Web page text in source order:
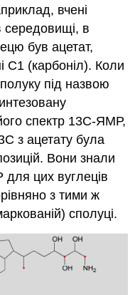
вчені
середовищі, в
був ацетат,
С1 (карбоніл). Коли
під назвою
спектр 13C-ЯМР,
з ацетату була
Вони знали
цих вуглеців
з тими ж
сполуці.